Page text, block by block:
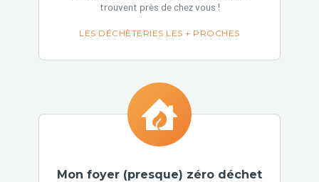
trouvent près de chez vous !
LES DÉCHÈTERIES LES + PROCHES
Mon foyer (presque) zéro déchet